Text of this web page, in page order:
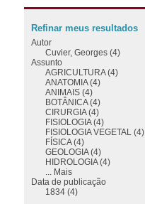
Refinar meus resultados
Autor
Cuvier, Georges (4)
Assunto
AGRICULTURA (4)
ANATOMIA (4)
ANIMAIS (4)
BOTÂNICA (4)
CIRURGIA (4)
FISIOLOGIA (4)
FISIOLOGIA VEGETAL (4)
FÍSICA (4)
GEOLOGIA (4)
HIDROLOGIA (4)
... Mais
Data de publicação
1834 (4)